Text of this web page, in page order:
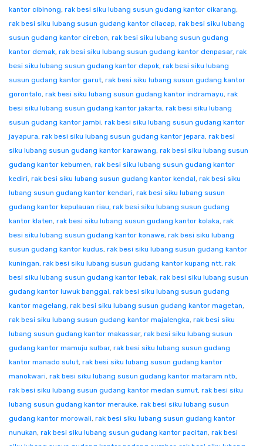
kantor cibinong, rak besi siku lubang susun gudang kantor cikarang,
rak besi siku lubang susun gudang kantor cilacap, rak besi siku lubang
susun gudang kantor cirebon, rak besi siku lubang susun gudang
kantor demak, rak besi siku lubang susun gudang kantor denpasar, rak
besi siku lubang susun gudang kantor depok, rak besi siku lubang
susun gudang kantor garut, rak besi siku lubang susun gudang kantor
gorontalo, rak besi siku lubang susun gudang kantor indramayu, rak
besi siku lubang susun gudang kantor jakarta, rak besi siku lubang
susun gudang kantor jambi, rak besi siku lubang susun gudang kantor
jayapura, rak besi siku lubang susun gudang kantor jepara, rak besi
siku lubang susun gudang kantor karawang, rak besi siku lubang susun
gudang kantor kebumen, rak besi siku lubang susun gudang kantor
kediri, rak besi siku lubang susun gudang kantor kendal, rak besi siku
lubang susun gudang kantor kendari, rak besi siku lubang susun
gudang kantor kepulauan riau, rak besi siku lubang susun gudang
kantor klaten, rak besi siku lubang susun gudang kantor kolaka, rak
besi siku lubang susun gudang kantor konawe, rak besi siku lubang
susun gudang kantor kudus, rak besi siku lubang susun gudang kantor
kuningan, rak besi siku lubang susun gudang kantor kupang ntt, rak
besi siku lubang susun gudang kantor lebak, rak besi siku lubang susun
gudang kantor luwuk banggai, rak besi siku lubang susun gudang
kantor magelang, rak besi siku lubang susun gudang kantor magetan,
rak besi siku lubang susun gudang kantor majalengka, rak besi siku
lubang susun gudang kantor makassar, rak besi siku lubang susun
gudang kantor mamuju sulbar, rak besi siku lubang susun gudang
kantor manado sulut, rak besi siku lubang susun gudang kantor
manokwari, rak besi siku lubang susun gudang kantor mataram ntb,
rak besi siku lubang susun gudang kantor medan sumut, rak besi siku
lubang susun gudang kantor merauke, rak besi siku lubang susun
gudang kantor morowali, rak besi siku lubang susun gudang kantor
nunukan, rak besi siku lubang susun gudang kantor pacitan, rak besi